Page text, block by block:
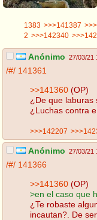
1383 >>>141387
2 >>>142340
Anónimo 27/03/21
/#/ 141361
>>141360 (OP)
¿De que laburas
¿Luchas contra
>>>142207
Anónimo 27/03/21
/#/ 141366
>>141360 (OP)
>en el caso que
¿Te robaste
incautan?. De